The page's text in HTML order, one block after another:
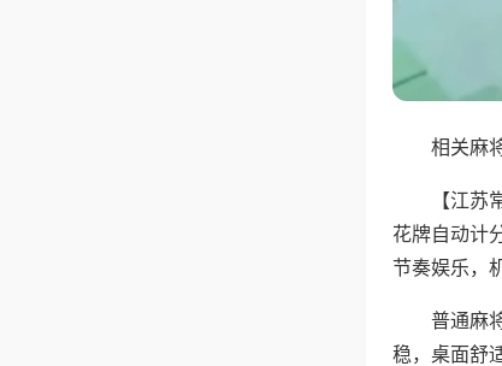
相关麻
【江
花牌自动计
节奏娱乐，
普通麻
稳，桌面舒